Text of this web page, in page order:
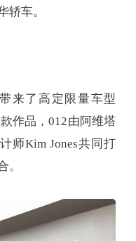
轿车。
来了高定限量车型
作品，012由阿维塔
师Kim Jones共同打
。